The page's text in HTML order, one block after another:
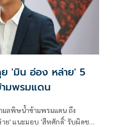
'มิน อ่อง หล่าย' 5
มพรมแดน
มลพิษน้ำข้ามพรมแดน ถึง
' แนะมอบ 'สีหศักดิ์' รับผิดชอบ